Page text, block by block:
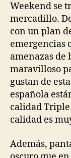
Weekend se
mercadillo.
con un plan
emergencias
amenazas de
maravilloso
gustan de
española
calidad Triple
calidad es
Además,